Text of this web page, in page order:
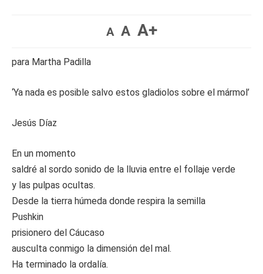
A A A+
para Martha Padilla
‘Ya nada es posible salvo estos gladiolos sobre el mármol’
Jesús Díaz
En un momento
saldré al sordo sonido de la lluvia entre el follaje verde
y las pulpas ocultas.
Desde la tierra húmeda donde respira la semilla
Pushkin
prisionero del Cáucaso
ausculta conmigo la dimensión del mal.
Ha terminado la ordalía.